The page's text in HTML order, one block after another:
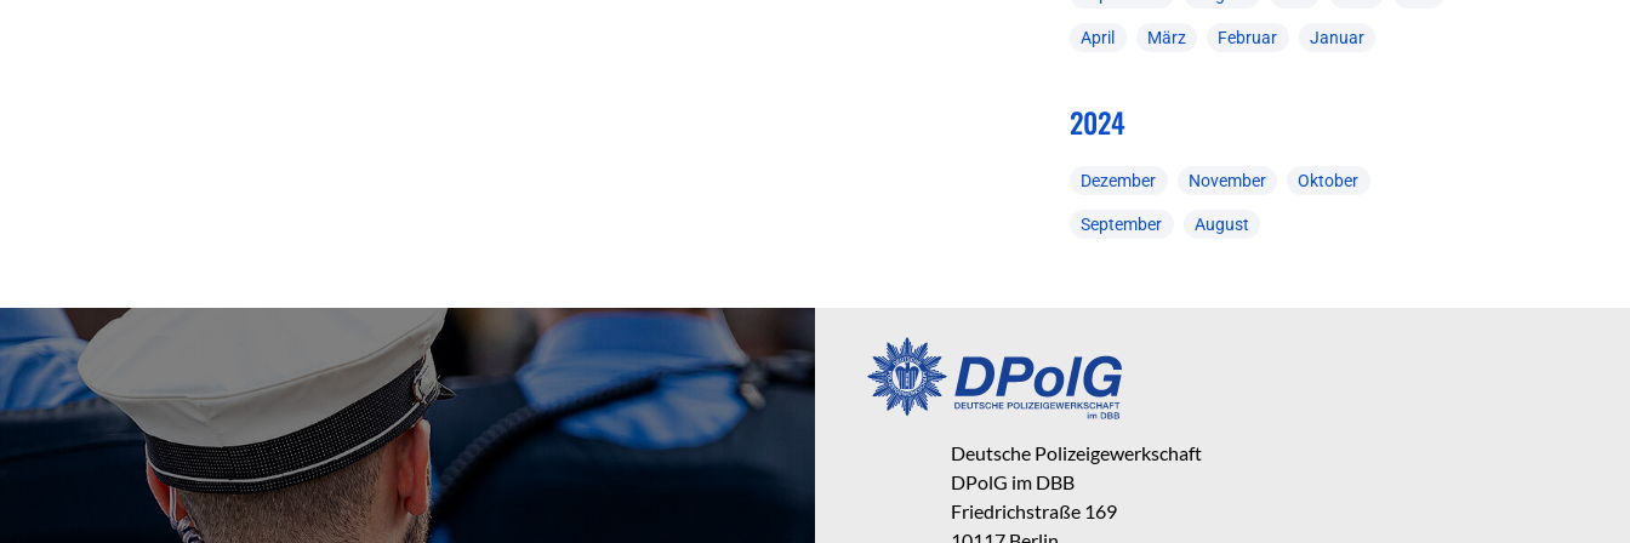
April März Februar Januar
2024
Dezember November Oktober
September August
Deutsche Polizeigewerkschaft
DPolG im DBB
Friedrichstraße 169